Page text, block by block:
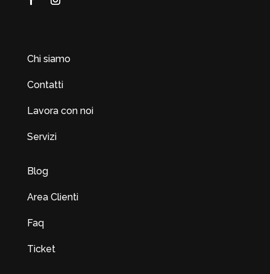
Chi siamo
Contatti
Lavora con noi
Servizi
Blog
Area Clienti
Faq
Ticket